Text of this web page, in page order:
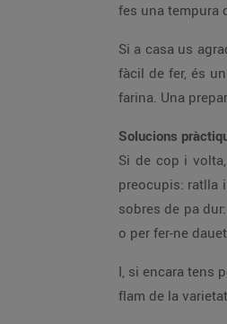
fes una tempura
Si a casa us
fàcil de fer, és
farina. Una
Solucions
Si de cop i
preocupis: ratlla
sobres de pa
o per fer-ne
I, si encara tens
flam de la